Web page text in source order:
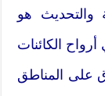
والتحديث هو
الكائنات
على المناطق